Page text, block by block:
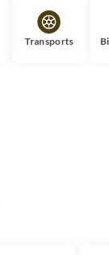
Transports